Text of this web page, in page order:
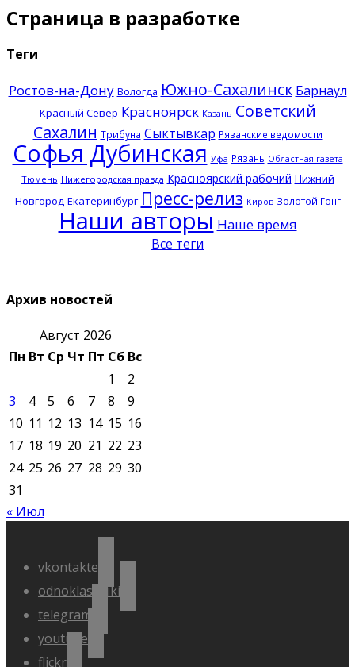
Страница в разработке
Теги
Ростов-на-Дону Вологда Южно-Сахалинск Барнаул
Красный Север Красноярск Казань Советский
Сахалин Трибуна Сыктывкар Рязанские ведомости
Софья Дубинская Уфа Рязань Областная газета
Тюмень Нижегородская правда Красноярский рабочий Нижний
Новгород Екатеринбург Пресс-релиз Киров Золотой Гонг
Наши авторы Наше время
Все теги
Архив новостей
Август 2026
Пн Вт Ср Чт Пт Сб Вс
1
2
3
4 5 6 7 8
9
10 11 12 13 14 15 16
17 18 19 20 21 22 23
24 25 26 27 28 29 30
31
« Июл
vkontakte
odnoklassniki
telegram
youtube
flickr